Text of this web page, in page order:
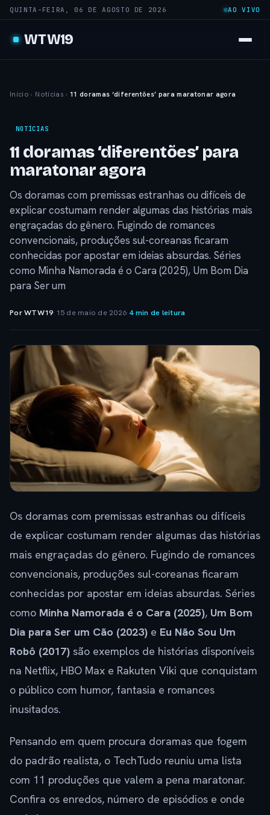
QUINTA-FEIRA, 06 DE AGOSTO DE 2026 AO VIVO
WTW19
Início › Notícias › 11 doramas ‘diferentões’ para maratonar agora
NOTÍCIAS
11 doramas ‘diferentões’ para
maratonar agora
Os doramas com premissas estranhas ou difíceis de
explicar costumam render algumas das histórias mais
engraçadas do gênero. Fugindo de romances
convencionais, produções sul-coreanas ficaram
conhecidas por apostar em ideias absurdas. Séries
como Minha Namorada é o Cara (2025), Um Bom Dia
para Ser um
Por WTW19· 15 de maio de 2026·4 min de leitura
Os doramas com premissas estranhas ou difíceis
de explicar costumam render algumas das histórias
mais engraçadas do gênero. Fugindo de romances
convencionais, produções sul-coreanas ficaram
conhecidas por apostar em ideias absurdas. Séries
como Minha Namorada é o Cara (2025), Um Bom
Dia para Ser um Cão (2023) e Eu Não Sou Um
Robô (2017) são exemplos de histórias disponíveis
na Netflix, HBO Max e Rakuten Viki que conquistam
o público com humor, fantasia e romances
inusitados.
Pensando em quem procura doramas que fogem
do padrão realista, o TechTudo reuniu uma lista
com 11 produções que valem a pena maratonar.
Confira os enredos, número de episódios e onde